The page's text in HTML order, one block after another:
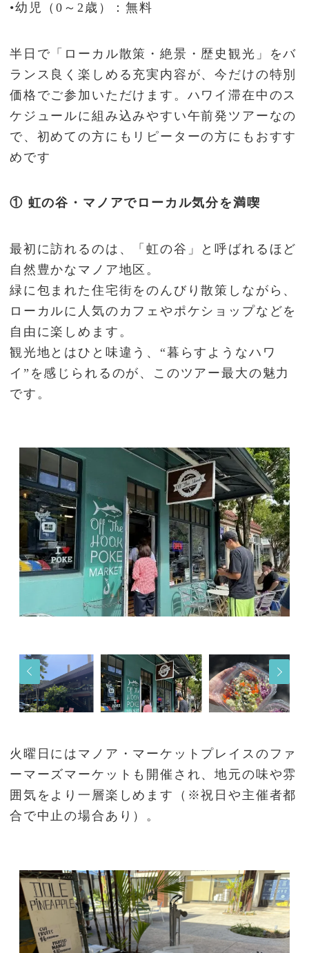
•幼児（0～2歳）：無料
半日で「ローカル散策・絶景・歴史観光」をバ
ランス良く楽しめる充実内容が、今だけの特別
価格でご参加いただけます。ハワイ滞在中のス
ケジュールに組み込みやすい午前発ツアーなの
で、初めての方にもリピーターの方にもおすす
めです
① 虹の谷・マノアでローカル気分を満喫
最初に訪れるのは、「虹の谷」と呼ばれるほど
自然豊かなマノア地区。
緑に包まれた住宅街をのんびり散策しながら、
ローカルに人気のカフェやポケショップなどを
自由に楽しめます。
観光地とはひと味違う、“暮らすようなハワ
イ”を感じられるのが、このツアー最大の魅力
です。
火曜日にはマノア・マーケットプレイスのファ
ーマーズマーケットも開催され、地元の味や雰
囲気をより一層楽しめます（※祝日や主催者都
合で中止の場合あり）。